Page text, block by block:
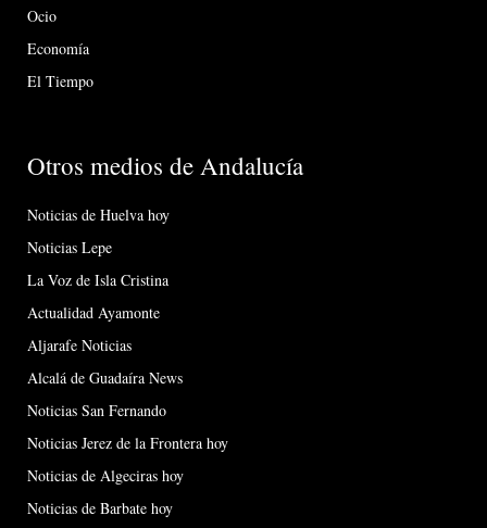
Ocio
Economía
El Tiempo
Otros medios de Andalucía
Noticias de Huelva hoy
Noticias Lepe
La Voz de Isla Cristina
Actualidad Ayamonte
Aljarafe Noticias
Alcalá de Guadaíra News
Noticias San Fernando
Noticias Jerez de la Frontera hoy
Noticias de Algeciras hoy
Noticias de Barbate hoy